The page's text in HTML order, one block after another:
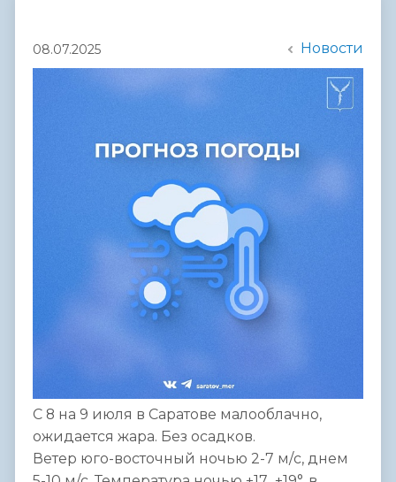
08.07.2025 Новости
С 8 на 9 июля в Саратове малооблачно,
ожидается жара. Без осадков.
Ветер юго-восточный ночью 2-7 м/с, днем